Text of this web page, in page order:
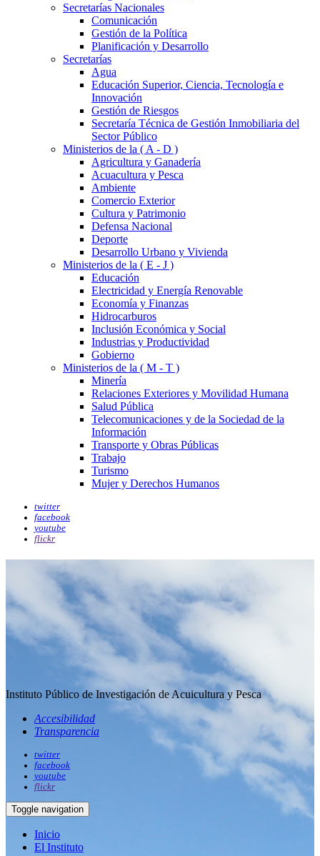
Secretarías Nacionales
Comunicación
Gestión de la Política
Planificación y Desarrollo
Secretarías
Agua
Educación Superior, Ciencia, Tecnología e
Innovación
Gestión de Riesgos
Secretaría Técnica de Gestión Inmobiliaria del
Sector Público
Ministerios de la ( A - D )
Agricultura y Ganadería
Acuacultura y Pesca
Ambiente
Comercio Exterior
Cultura y Patrimonio
Defensa Nacional
Deporte
Desarrollo Urbano y Vivienda
Ministerios de la ( E - J )
Educación
Electricidad y Energía Renovable
Economía y Finanzas
Hidrocarburos
Inclusión Económica y Social
Industrias y Productividad
Gobierno
Ministerios de la ( M - T )
Minería
Relaciones Exteriores y Movilidad Humana
Salud Pública
Telecomunicaciones y de la Sociedad de la
Información
Transporte y Obras Públicas
Trabajo
Turismo
Mujer y Derechos Humanos
twitter
facebook
youtube
flickr
Instituto Público de Investigación de Acuicultura y Pesca
Accesibilidad
Transparencia
twitter
facebook
youtube
flickr
Toggle navigation
Inicio
El Instituto